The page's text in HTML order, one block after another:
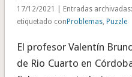
17/12/2021 | Entradas archivadas:
etiquetado con Problemas, Puzzle
El profesor Valentín
de Rio Cuarto en